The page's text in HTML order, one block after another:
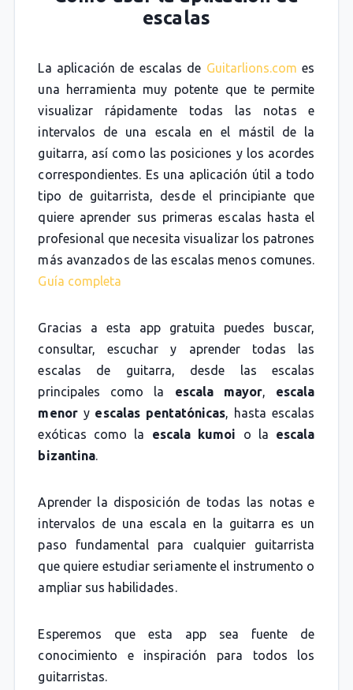
escalas
La aplicación de escalas de Guitarlions.com es
una herramienta muy potente que te permite
visualizar rápidamente todas las notas e
intervalos de una escala en el mástil de la
guitarra, así como las posiciones y los acordes
correspondientes. Es una aplicación útil a todo
tipo de guitarrista, desde el principiante que
quiere aprender sus primeras escalas hasta el
profesional que necesita visualizar los patrones
más avanzados de las escalas menos comunes.
Guía completa
Gracias a esta app gratuita puedes buscar,
consultar, escuchar y aprender todas las
escalas de guitarra, desde las escalas
principales como la escala mayor, escala
menory escalas pentatónicas, hasta escalas
exóticas como la escala kumoi o la escala
bizantina.
Aprender la disposición de todas las notas e
intervalos de una escala en la guitarra es un
paso fundamental para cualquier guitarrista
que quiere estudiar seriamente el instrumento o
ampliar sus habilidades.
Esperemos que esta app sea fuente de
conocimiento e inspiración para todos los
guitarristas.